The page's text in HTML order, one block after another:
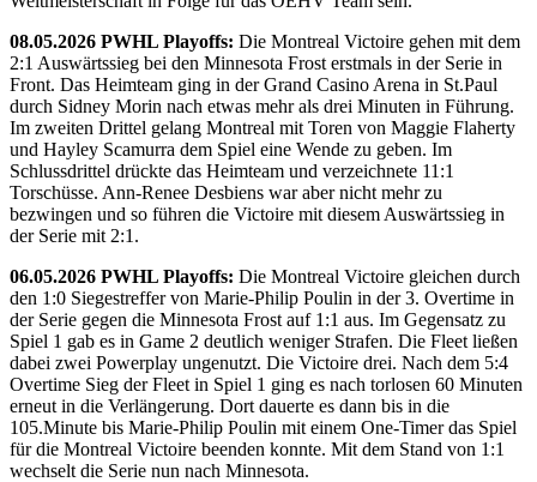
08.05.2026 PWHL Playoffs: Die Montreal Victoire gehen mit dem
2:1 Auswärtssieg bei den Minnesota Frost erstmals in der Serie in
Front. Das Heimteam ging in der Grand Casino Arena in St.Paul
durch Sidney Morin nach etwas mehr als drei Minuten in Führung.
Im zweiten Drittel gelang Montreal mit Toren von Maggie Flaherty
und Hayley Scamurra dem Spiel eine Wende zu geben. Im
Schlussdrittel drückte das Heimteam und verzeichnete 11:1
Torschüsse. Ann-Renee Desbiens war aber nicht mehr zu
bezwingen und so führen die Victoire mit diesem Auswärtssieg in
der Serie mit 2:1.
06.05.2026 PWHL Playoffs: Die Montreal Victoire gleichen durch
den 1:0 Siegestreffer von Marie-Philip Poulin in der 3. Overtime in
der Serie gegen die Minnesota Frost auf 1:1 aus. Im Gegensatz zu
Spiel 1 gab es in Game 2 deutlich weniger Strafen. Die Fleet ließen
dabei zwei Powerplay ungenutzt. Die Victoire drei. Nach dem 5:4
Overtime Sieg der Fleet in Spiel 1 ging es nach torlosen 60 Minuten
erneut in die Verlängerung. Dort dauerte es dann bis in die
105.Minute bis Marie-Philip Poulin mit einem One-Timer das Spiel
für die Montreal Victoire beenden konnte. Mit dem Stand von 1:1
wechselt die Serie nun nach Minnesota.